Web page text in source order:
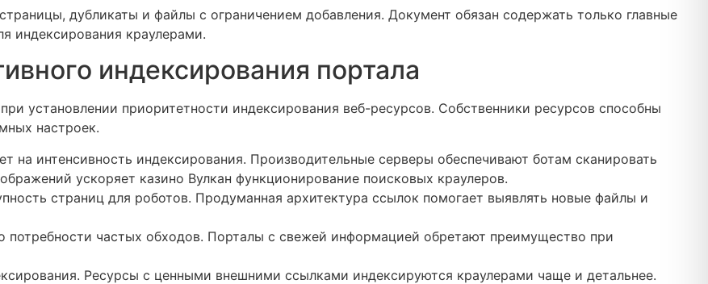
дубликаты и файлы с ограничением добавления. Документ обязан содержать только главные
индексирования краулерами.
индексирования портала
установлении приоритетности индексирования веб-ресурсов. Собственники ресурсов способны
настроек.
на интенсивность индексирования. Производительные серверы обеспечивают ботам сканировать
ускоряет казино Вулкан функционирование поисковых краулеров.
страниц для роботов. Продуманная архитектура ссылок помогает выявлять новые файлы и
потребности частых обходов. Порталы с свежей информацией обретают преимущество при
Ресурсы с ценными внешними ссылками индексируются краулерами чаще и детальнее.